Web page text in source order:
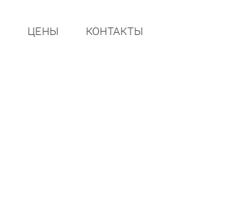
ЦЕНЫ КОНТАКТЫ